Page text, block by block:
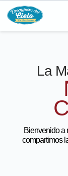
La
Bienvenido a
compartimos